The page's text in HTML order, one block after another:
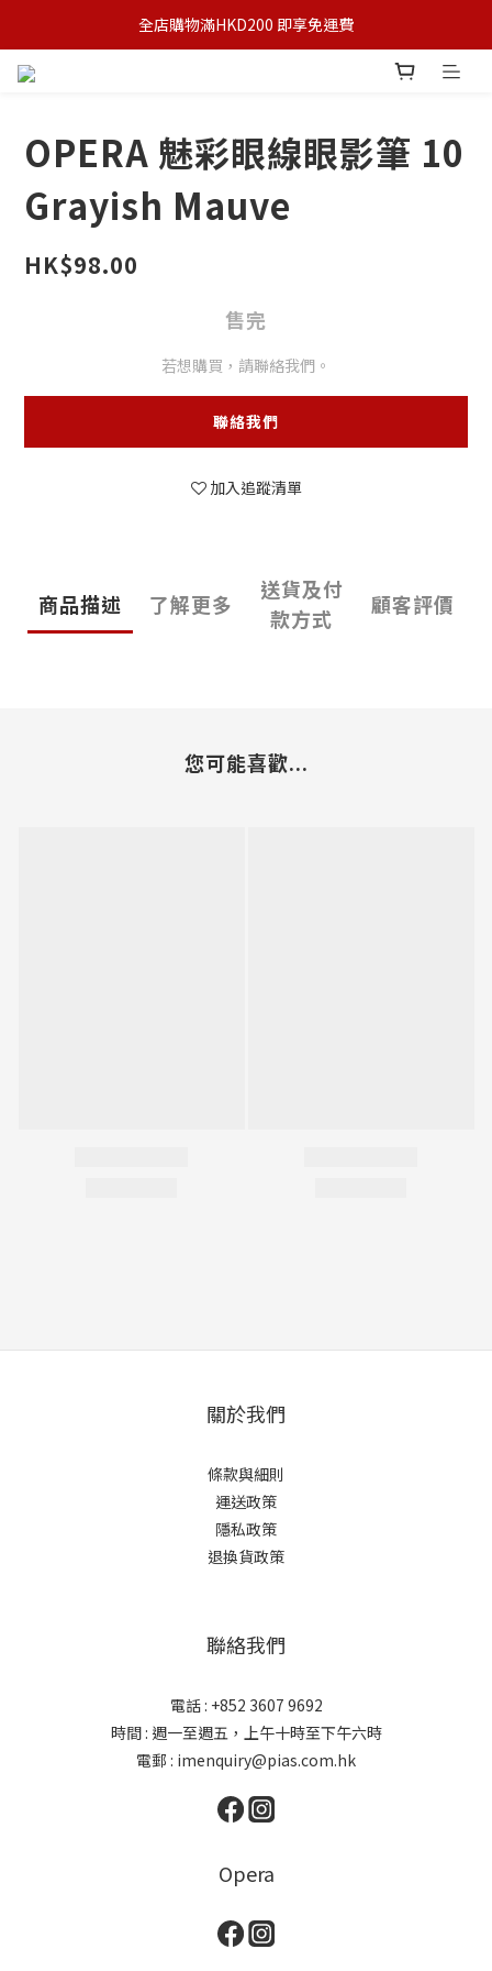
全店購物滿HKD200 即享免運費
OPERA 魅彩眼線眼影筆 10
Grayish Mauve
HK$98.00
售完
若想購買，請聯絡我們。
聯絡我們
加入追蹤清單
商品描述 了解更多
送貨及付
款方式
顧客評價
您可能喜歡...
關於我們
條款與細則
運送政策
隱私政策
退換貨政策
聯絡我們
電話 : +852 3607 9692
時間 : 週一至週五，上午十時至下午六時
電郵 : imenquiry@pias.com.hk
Opera